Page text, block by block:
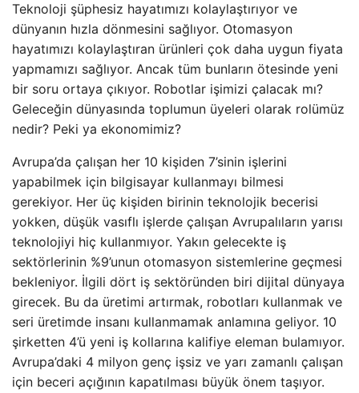
Teknoloji şüphesiz hayatımızı kolaylaştırıyor ve
dünyanın hızla dönmesini sağlıyor. Otomasyon
hayatımızı kolaylaştıran ürünleri çok daha uygun fiyata
yapmamızı sağlıyor. Ancak tüm bunların ötesinde yeni
bir soru ortaya çıkıyor. Robotlar işimizi çalacak mı?
Geleceğin dünyasında toplumun üyeleri olarak rolümüz
nedir? Peki ya ekonomimiz?
Avrupa’da çalışan her 10 kişiden 7’sinin işlerini
yapabilmek için bilgisayar kullanmayı bilmesi
gerekiyor. Her üç kişiden birinin teknolojik becerisi
yokken, düşük vasıflı işlerde çalışan Avrupalıların yarısı
teknolojiyi hiç kullanmıyor. Yakın gelecekte iş
sektörlerinin %9’unun otomasyon sistemlerine geçmesi
bekleniyor. İlgili dört iş sektöründen biri dijital dünyaya
girecek. Bu da üretimi artırmak, robotları kullanmak ve
seri üretimde insanı kullanmamak anlamına geliyor. 10
şirketten 4’ü yeni iş kollarına kalifiye eleman bulamıyor.
Avrupa’daki 4 milyon genç işsiz ve yarı zamanlı çalışan
için beceri açığının kapatılması büyük önem taşıyor.